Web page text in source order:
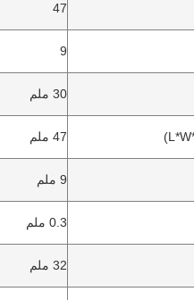
47
9
30 ملم
47 ملم
9 ملم
0.3 ملم
32 ملم